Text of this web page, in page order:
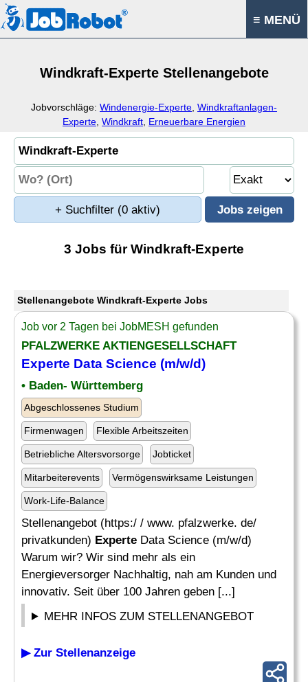
≡ MENÜ
Windkraft-Experte Stellenangebote
Jobvorschläge: Windenergie-Experte Windkraftanlagen-
Experte Windkraft Erneuerbare Energien
+ Suchfilter (0 aktiv)
3 Jobs für Windkraft-Experte
Stellenangebote Windkraft-Experte Jobs
Job vor 2 Tagen bei JobMESH gefunden
PFALZWERKE AKTIENGESELLSCHAFT
Experte Data Science (m/w/d)
• Baden- Württemberg
Abgeschlossenes Studium
Firmenwagen Flexible Arbeitszeiten
Betriebliche Altersvorsorge Jobticket
Mitarbeiterevents Vermögenswirksame Leistungen
Work-Life-Balance
Stellenangebot (https:/ / www. pfalzwerke. de/
privatkunden) Experte Data Science (m/w/d)
Warum wir? Wir sind mehr als ein
Energieversorger Nachhaltig, nah am Kunden und
innovativ. Seit über 100 Jahren geben [...]
MEHR INFOS ZUM STELLENANGEBOT
▶ Zur Stellenanzeige